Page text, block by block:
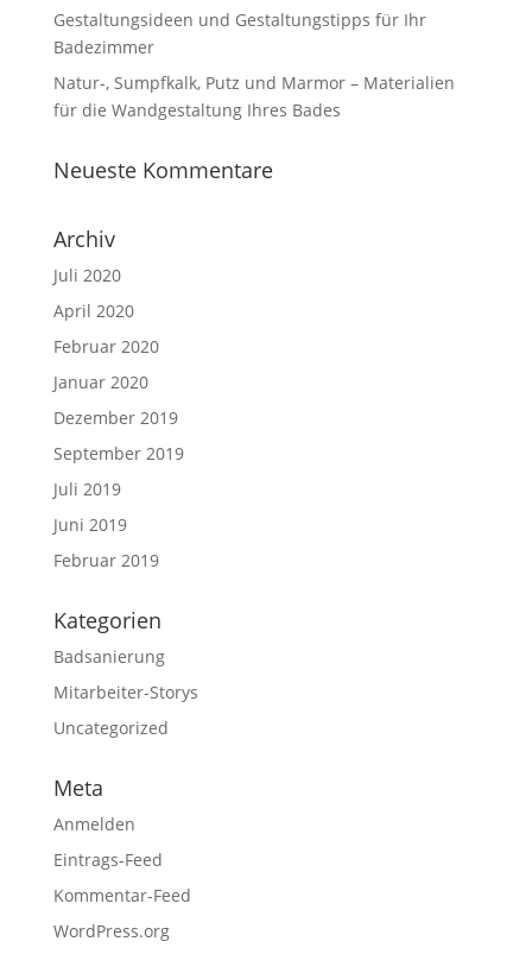
Gestaltungsideen und Gestaltungstipps für Ihr
Badezimmer
Natur-, Sumpfkalk, Putz und Marmor – Materialien
für die Wandgestaltung Ihres Bades
Neueste Kommentare
Archiv
Juli 2020
April 2020
Februar 2020
Januar 2020
Dezember 2019
September 2019
Juli 2019
Juni 2019
Februar 2019
Kategorien
Badsanierung
Mitarbeiter-Storys
Uncategorized
Meta
Anmelden
Eintrags-Feed
Kommentar-Feed
WordPress.org